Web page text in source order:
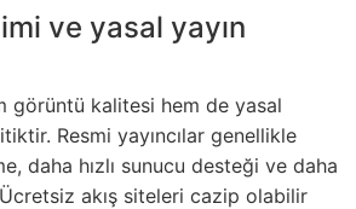
ve yasal yayın
görüntü kalitesi hem de yasal
Resmi yayıncılar genellikle
daha hızlı sunucu desteği ve daha
akış siteleri cazip olabilir